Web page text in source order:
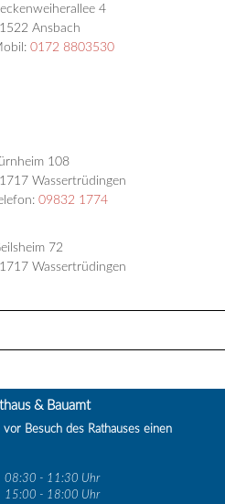
4
Ansbach
0172 8803530
108
Wassertrüdingen
09832 1774
72
Wassertrüdingen
& Bauamt
Besuch des Rathauses einen
08:30 - 11:30 Uhr
15:00 - 18:00 Uhr